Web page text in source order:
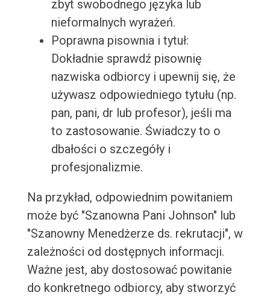
zbyt swobodnego języka lub
nieformalnych wyrażeń.
Poprawna pisownia i tytuł:
Dokładnie sprawdź pisownię
nazwiska odbiorcy i upewnij się, że
używasz odpowiedniego tytułu (np.
pan, pani, dr lub profesor), jeśli ma
to zastosowanie. Świadczy to o
dbałości o szczegóły i
profesjonalizmie.
Na przykład, odpowiednim powitaniem
może być "Szanowna Pani Johnson" lub
"Szanowny Menedżerze ds. rekrutacji", w
zależności od dostępnych informacji.
Ważne jest, aby dostosować powitanie
do konkretnego odbiorcy, aby stworzyć